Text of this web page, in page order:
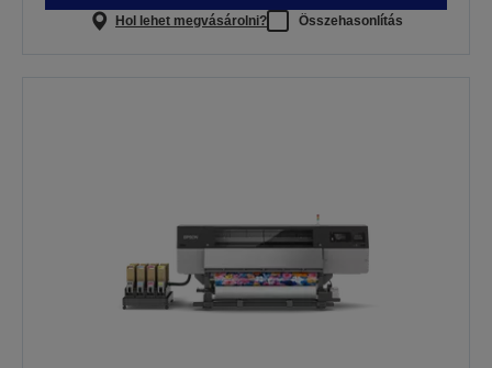
Hol lehet megvásárolni? Összehasonlítás